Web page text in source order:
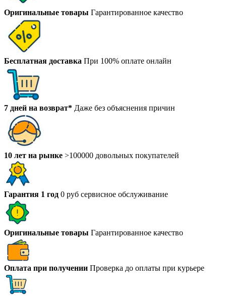
Оригинальные товары Гарантированное качество
Бесплатная доставка При 100% оплате онлайн
7 дней на возврат* Даже без объяснения причин
10 лет на рынке >100000 довольных покупателей
Гарантия 1 год 0 руб сервисное обслуживание
Оригинальные товары Гарантированное качество
Оплата при получении Проверка до оплаты при курьере